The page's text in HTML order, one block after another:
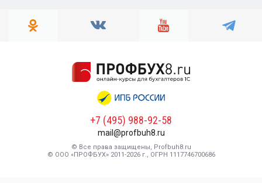
+7 (495) 988-92-58
mail@profbuh8.ru
© Все права защищены, Profbuh8.ru
© ООО «ПРОФБУХ» 2011-2026 г., ОГРН 1117746700686